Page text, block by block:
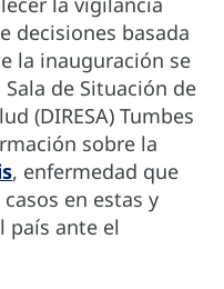
decisiones basada
la inauguración se
de Situación de
(DIRESA) Tumbes
sobre la
, enfermedad que
en estas y
país ante el